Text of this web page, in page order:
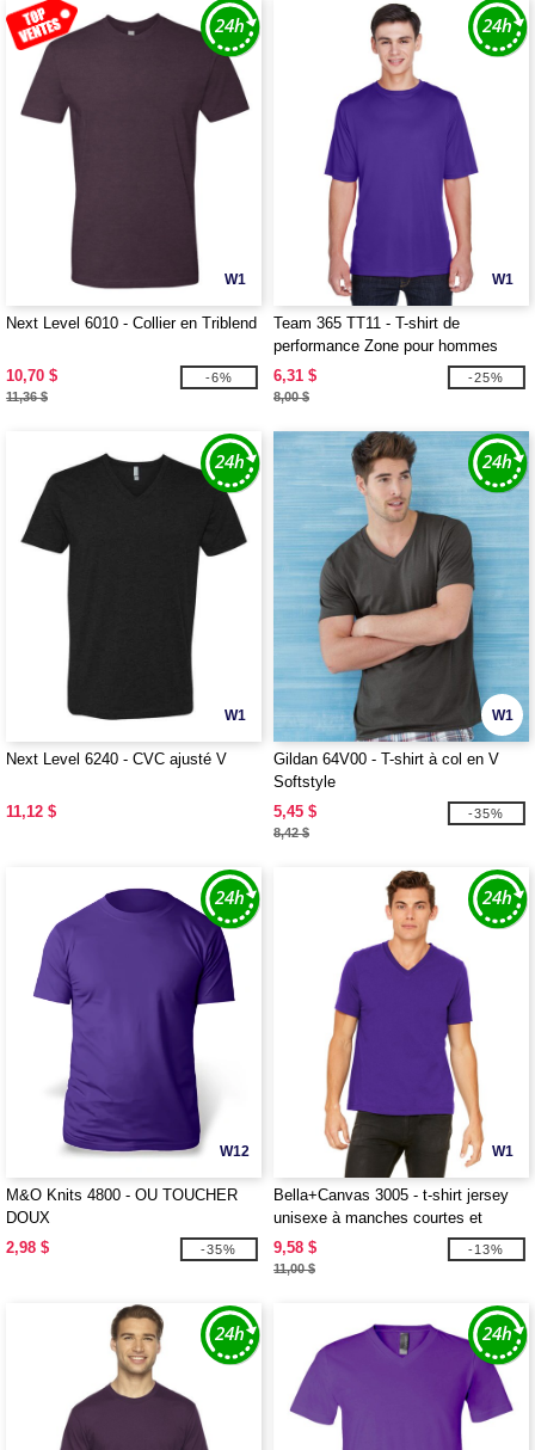
W1
Next Level 6010 - Collier en Triblend
10,70 $
11,36 $
-6%
W1
Team 365 TT11 - T-shirt de
performance Zone pour hommes
6,31 $
8,00 $
-25%
W1
Next Level 6240 - CVC ajusté V
11,12 $
W1
Gildan 64V00 - T-shirt à col en V
Softstyle
5,45 $
8,42 $
-35%
W12
M&O Knits 4800 - OU TOUCHER
DOUX
2,98 $
-35%
W1
Bella+Canvas 3005 - t-shirt jersey
unisexe à manches courtes et
encolure en V
9,58 $
11,00 $
-13%